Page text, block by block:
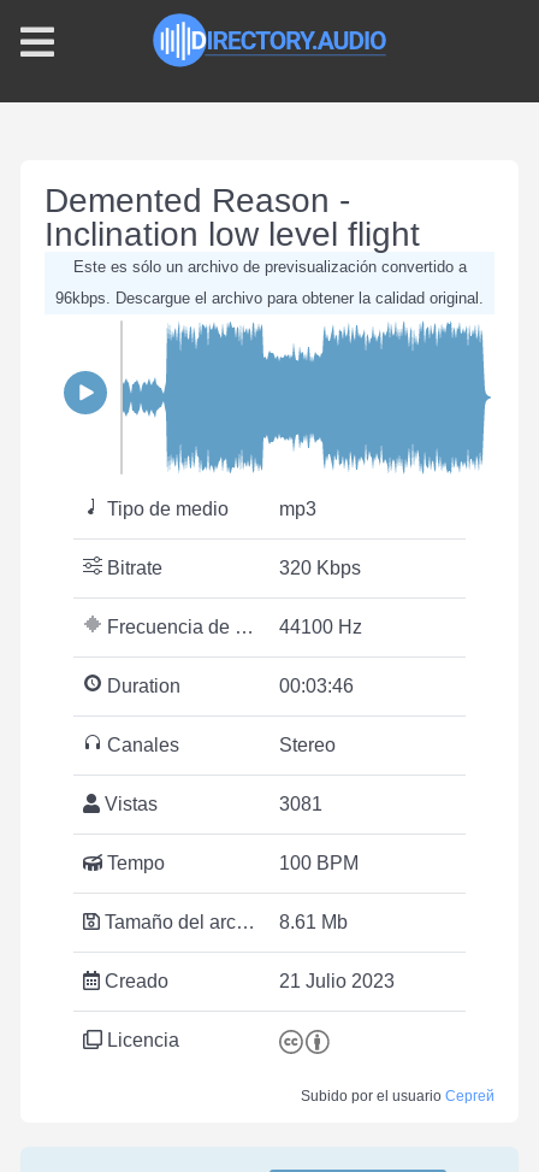
Demented Reason -
Inclination low level flight
Este es sólo un archivo de previsualización convertido a
96kbps. Descargue el archivo para obtener la calidad original.
Tipo de medio mp3
Bitrate 320 Kbps
Frecuencia de muestreo 44100 Hz
Duration 00:03:46
Canales Stereo
Vistas 3081
Tempo 100 BPM
Tamaño del archivo 8.61 Mb
Creado 21 Julio 2023
Licencia
Subido por el usuario Сергей